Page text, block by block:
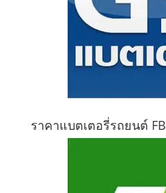
ราคาแบตเตอรี่รถยนต์ FB